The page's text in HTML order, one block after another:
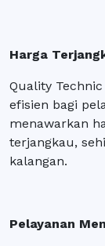
Harga
Quality
efisien bagi
menawarkan
terjangkau,
kalangan.
Pelayanan